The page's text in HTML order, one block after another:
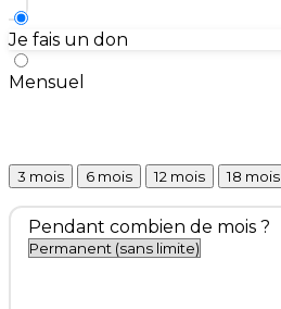
Je fais un don
Mensuel
3 mois 6 mois 12 mois 18 mois
Pendant combien de mois ?